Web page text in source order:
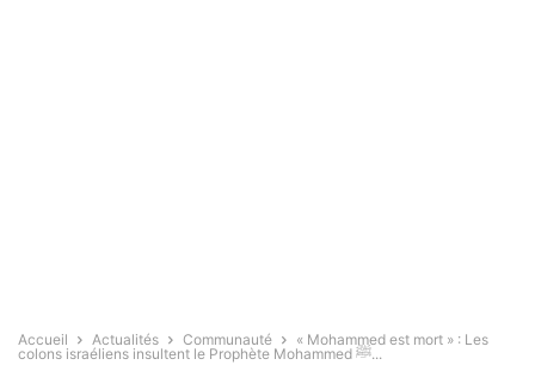
Accueil Actualités Communauté
« Mohammed est mort » : Les
colons israéliens insultent le Prophète Mohammed ﷺ...